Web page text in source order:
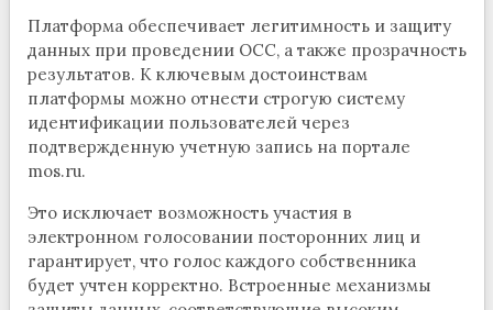
Платформа обеспечивает легитимность и защиту
данных при проведении ОСС, а также прозрачность
результатов. К ключевым достоинствам
платформы можно отнести строгую систему
идентификации пользователей через
подтвержденную учетную запись на портале
mos.ru.
Это исключает возможность участия в
электронном голосовании посторонних лиц и
гарантирует, что голос каждого собственника
будет учтен корректно. Встроенные механизмы